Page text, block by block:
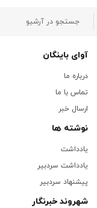
آوای باینگان
درباره ما
تماس با ما
ارسال خبر
نوشته ها
یادداشت
یادداشت سردبیر
پیشنهاد سردبیر
شهروند خبرنگار